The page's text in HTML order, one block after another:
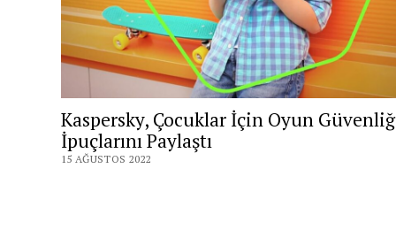
Kaspersky, Çocuklar İçin Oyun
İpuçlarını Paylaştı
15 AĞUSTOS 2022